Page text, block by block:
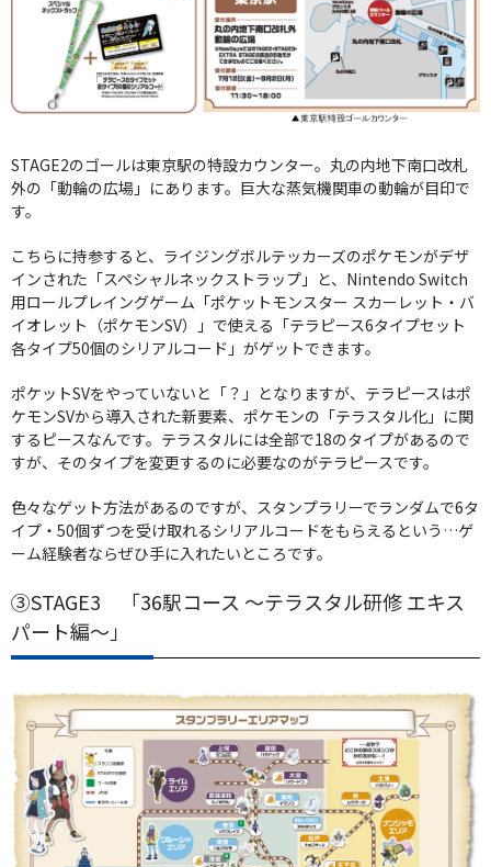
STAGE2のゴールは東京駅の特設カウンター。丸の内地下南口改札
外の「動輪の広場」にあります。巨大な蒸気機関車の動輪が目印で
す。
こちらに持参すると、ライジングボルテッカーズのポケモンがデザ
インされた「スペシャルネックストラップ」と、Nintendo Switch
用ロールプレイングゲーム「ポケットモンスター スカーレット・バ
イオレット（ポケモンSV）」で使える「テラピース6タイプセット
各タイプ50個のシリアルコード」がゲットできます。
ポケットSVをやっていないと「？」となりますが、テラピースはポ
ケモンSVから導入された新要素、ポケモンの「テラスタル化」に関
するピースなんです。テラスタルには全部で18のタイプがあるので
すが、そのタイプを変更するのに必要なのがテラピースです。
色々なゲット方法があるのですが、スタンプラリーでランダムで6タ
イプ・50個ずつを受け取れるシリアルコードをもらえるという…ゲ
ーム経験者ならぜひ手に入れたいところです。
③STAGE3 「36駅コース ～テラスタル研修 エキス
パート編～」